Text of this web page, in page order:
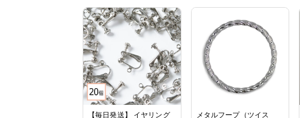
【毎日発送】 イヤリング
メタルフープ（ツイス